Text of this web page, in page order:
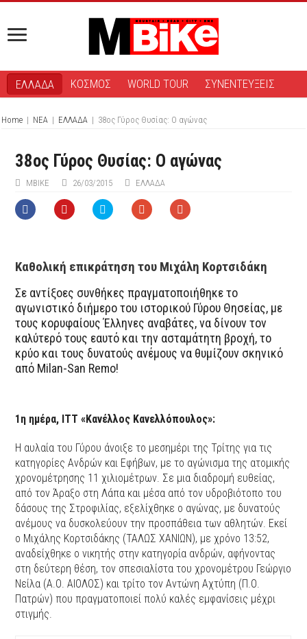
ΕΛΛΑΔΑ ΚΟΣΜΟΣ WORLD TOUR ΣΥΝΕΝΤΕΥΞΕΙΣ
Home | ΝΕΑ | ΕΛΛΑΔΑ | 38ος Γύρος Θυσίας: Ο αγώνας
38ος Γύρος Θυσίας: Ο αγώνας
ΜΒIKE 26/03/2015 ΕΛΛΑΔΑ
Καθολική επικράτηση του Μιχάλη Κορτσιδάκη
Σε αντίξοες συνθήκες πραγματοποιήθηκε το
αγωνιστικό διήμερο του ιστορικού Γύρου Θησείας, με
τους κορυφαίους Έλληνες αναβάτες, να δίνουν τον
καλύτερό τους εαυτό και την ασταμάτητη βροχή, το
κρύο και τους δυνατούς ανέμους να θυμίζουν σκηνικό
από Milan-San Remo!
1η ημέρα, ITT «Κανέλλος Κανελλόπουλος»:
Η αυλαία του Γύρου άνοιξε το μεσημέρι της Τρίτης για τις
κατηγορίες Ανδρών και Εφήβων, με το αγώνισμα της ατομικής
χρονομέτρησης 11 χιλιομέτρων. Σε μια διαδρομή ευθείας,
από τον Άραξο στη Λάπα και μέσα από τον υδροβιότοπο του
δάσους της Στροφιλίας, εξελίχθηκε ο αγώνας, με δυνατούς
ανέμους να δυσκολεύουν την προσπάθεια των αθλητών. Εκεί
ο Μιχάλης Κορτσιδάκης (ΤΑΛΩΣ ΧΑΝΙΩΝ), με χρόνο 13:52,
αναδείχθηκε ο νικητής στην κατηγορία ανδρών, αφήνοντας
στη δεύτερη θέση, τον σπεσιαλίστα του χρονομέτρου Γεώργιο
Νείλα (Α.Ο. ΑΙΟΛΟΣ) και τρίτο τον Αντώνη Αχτύπη (Π.Ο.
Πατρών) που πραγματοποιεί πολύ καλές εμφανίσεις μέχρι
στιγμής.